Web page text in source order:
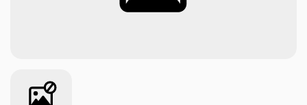
Nous rejoindre